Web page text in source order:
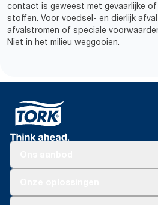
contact is geweest met gevaarlijke
stoffen. Voor voedsel- en dierlijk
afvalstromen of speciale
Niet in het milieu weggooien.